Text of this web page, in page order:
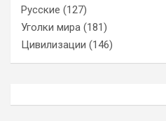
Русские (127)
Уголки мира (181)
Цивилизации (146)